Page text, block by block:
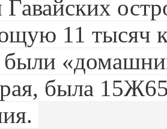
Гавайских
11 тысяч
были
была